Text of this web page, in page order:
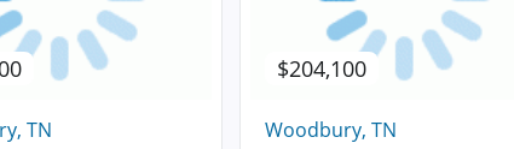
TN
$204,100
Woodbury, TN